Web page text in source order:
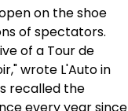
on the shoe
of spectators.
of a Tour de
wrote L'Auto in
recalled the